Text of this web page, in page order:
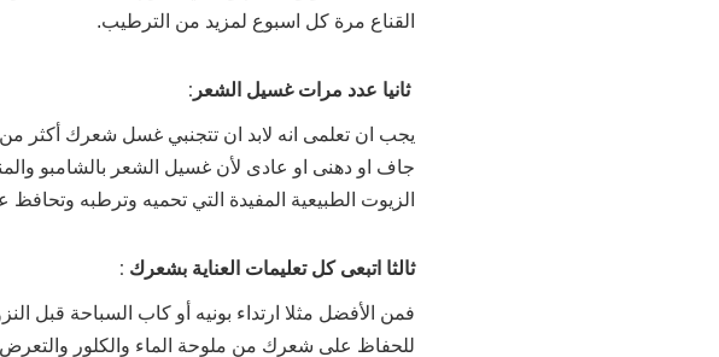
القناع مرة كل اسبوع لمزيد من الترطيب.
ثانيا عدد مرات غسيل الشعر:
يجب ان تعلمى انه لابد ان تتجنبي غسل شعرك أكثر
جاف او دهنى او عادى لأن غسيل الشعر بالشامبو
الزيوت الطبيعية المفيدة التي تحميه وترطبه
ثالثا اتبعى كل تعليمات العناية بشعرك :
فمن الأفضل مثلا ارتداء بونيه أو كاب السباحة قبل
للحفاظ على شعرك من ملوحة الماء والكلور